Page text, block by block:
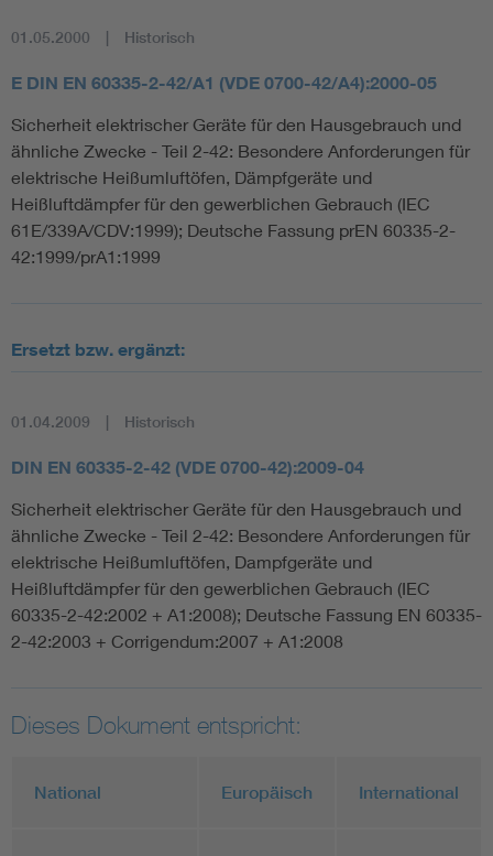
01.05.2000 Historisch
E DIN EN 60335-2-42/A1 (VDE 0700-42/A4):2000-05
Sicherheit elektrischer Geräte für den Hausgebrauch und
ähnliche Zwecke - Teil 2-42: Besondere Anforderungen für
elektrische Heißumluftöfen, Dämpfgeräte und
Heißluftdämpfer für den gewerblichen Gebrauch (IEC
61E/339A/CDV:1999); Deutsche Fassung prEN 60335-2-
42:1999/prA1:1999
Ersetzt bzw. ergänzt:
01.04.2009 Historisch
DIN EN 60335-2-42 (VDE 0700-42):2009-04
Sicherheit elektrischer Geräte für den Hausgebrauch und
ähnliche Zwecke - Teil 2-42: Besondere Anforderungen für
elektrische Heißumluftöfen, Dampfgeräte und
Heißluftdämpfer für den gewerblichen Gebrauch (IEC
60335-2-42:2002 + A1:2008); Deutsche Fassung EN 60335-
2-42:2003 + Corrigendum:2007 + A1:2008
Dieses Dokument entspricht:
National Europäisch International